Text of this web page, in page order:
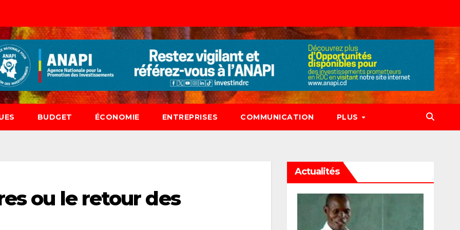
BUDGET ÉCONOMIE ENTREPRISES COMMUNICATION PLUS
ou le retour des
Actualités